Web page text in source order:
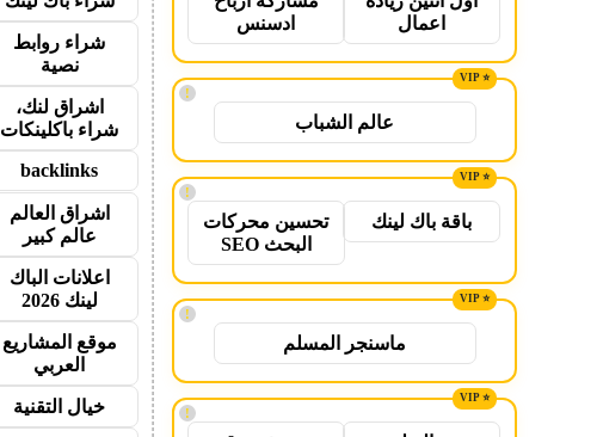
اعمال
ادسنس
!
عالم الشباب
!
باقة باك لينك
تحسين محركات
البحث SEO
!
ماسنجر المسلم
!
شراء روابط
نصية
اشراق لنك،
شراء باكلينكات
backlinks
اشراق العالم
عالم كبير
اعلانات الباك
لينك 2026
موقع المشاريع
العربي
خيال التقنية